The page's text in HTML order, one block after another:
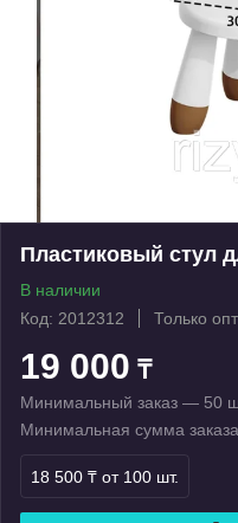
Пластиковый стул
В наличии
Код: 2012312
Только опт
19 000 ₸
Минимальный заказ — 50
Минимальная сумма
18 500 ₸ от 100 шт.